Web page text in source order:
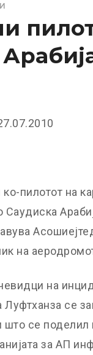
ко-пилотот на
Саудиска
на
на
Луфтханза се
што се
за АП